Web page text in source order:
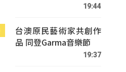
19:44
台澳原民藝術家共創作
品 同登Garma音樂節
19:37